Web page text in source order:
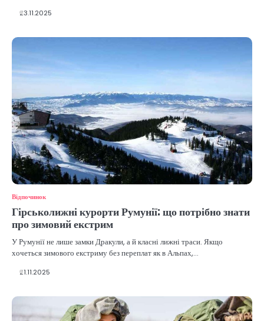
23.11.2025
Відпочинок
Гірськолижні курорти Румунії: що потрібно знати
про зимовий екстрим
У Румунії не лише замки Дракули, а й класні лижні траси. Якщо
хочеться зимового екстриму без переплат як в Альпах,…
21.11.2025